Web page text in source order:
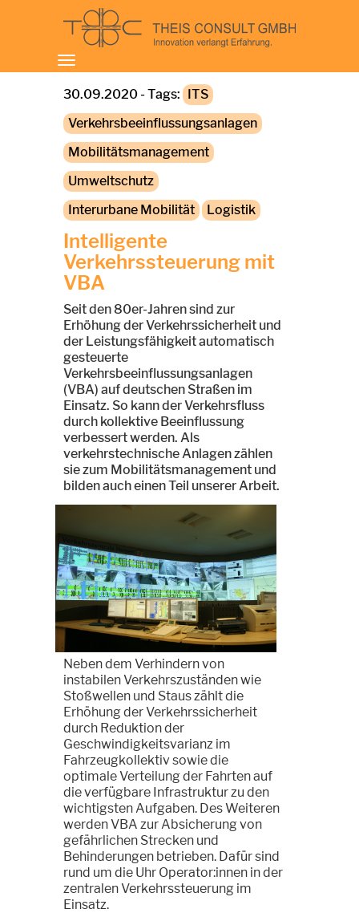
Toggle
navigation
30.09.2020 - Tags: ITS
Verkehrsbeeinflussungsanlagen
Mobilitätsmanagement
Umweltschutz
Interurbane Mobilität
Logistik
Intelligente
Verkehrssteuerung mit
VBA
Seit den 80er-Jahren sind zur
Erhöhung der Verkehrssicherheit und
der Leistungsfähigkeit automatisch
gesteuerte
Verkehrsbeeinflussungsanlagen
(VBA) auf deutschen Straßen im
Einsatz. So kann der Verkehrsfluss
durch kollektive Beeinflussung
verbessert werden. Als
verkehrstechnische Anlagen zählen
sie zum Mobilitätsmanagement und
bilden auch einen Teil unserer Arbeit.
Neben dem Verhindern von
instabilen Verkehrszuständen wie
Stoßwellen und Staus zählt die
Erhöhung der Verkehrssicherheit
durch Reduktion der
Geschwindigkeitsvarianz im
Fahrzeugkollektiv sowie die
optimale Verteilung der Fahrten auf
die verfügbare Infrastruktur zu den
wichtigsten Aufgaben. Des Weiteren
werden VBA zur Absicherung von
gefährlichen Strecken und
Behinderungen betrieben. Dafür sind
rund um die Uhr Operator:innen in der
zentralen Verkehrssteuerung im
Einsatz.